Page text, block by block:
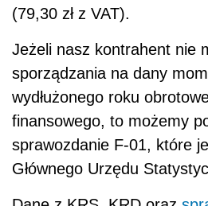
(79,30 zł z VAT).
Jeżeli nasz kontrahent nie
sporządzania na dany
wydłużonego roku
finansowego, to możemy
sprawozdanie F-01, które
Głównego Urzędu